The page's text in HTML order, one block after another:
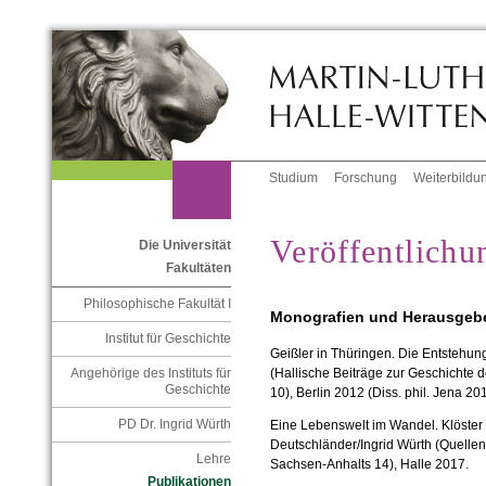
Studium Forschung
Die Universität
Fakultäten
Philosophische Fakultät I
Institut für Geschichte
Angehörige des Instituts für
Geschichte
PD Dr. Ingrid Würth
Lehre
Publikationen
Monografien und
Geißler in Thüringen. Die
(Hallische Beiträge zur Geschichte
10), Berlin 2012 (Diss. phil. Jena
Eine Lebenswelt im Wandel.
Deutschländer/Ingrid Würth
Sachsen-Anhalts 14), Halle 2017.